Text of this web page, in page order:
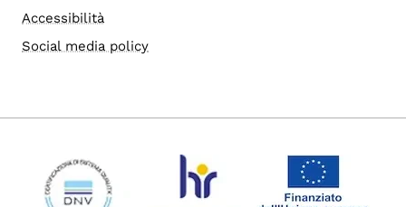
Accessibilità
Social media policy